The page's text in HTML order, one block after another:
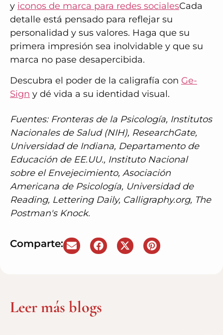
y iconos de marca para redes socialesCada
detalle está pensado para reflejar su
personalidad y sus valores. Haga que su
primera impresión sea inolvidable y que su
marca no pase desapercibida.
Descubra el poder de la caligrafía con Ge-
Sign y dé vida a su identidad visual.
Fuentes: Fronteras de la Psicología, Institutos
Nacionales de Salud (NIH), ResearchGate,
Universidad de Indiana, Departamento de
Educación de EE.UU., Instituto Nacional
sobre el Envejecimiento, Asociación
Americana de Psicología, Universidad de
Reading, Lettering Daily, Calligraphy.org, The
Postman's Knock.
Comparte:
Leer más blogs